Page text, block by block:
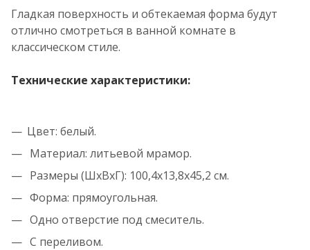
Гладкая поверхность и обтекаемая форма будут
отлично смотреться в ванной комнате в
классическом стиле.
Технические характеристики:
Цвет: белый.
Материал: литьевой мрамор.
Размеры (ШхВхГ): 100,4x13,8x45,2 см.
Форма: прямоугольная.
Одно отверстие под смеситель.
С переливом.